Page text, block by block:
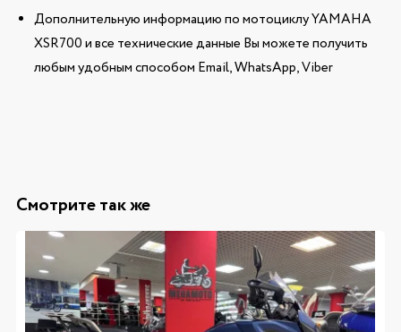
Дополнительную информацию по мотоциклу YAMAHA
XSR700 и все технические данные Вы можете получить
любым удобным способом Email, WhatsApp, Viber
Смотрите так же